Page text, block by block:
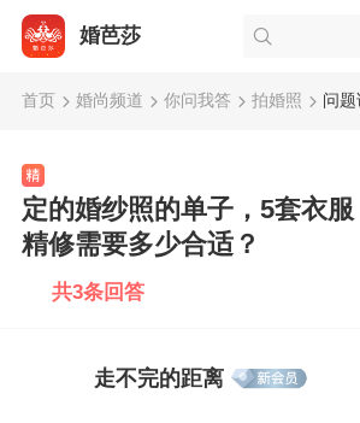
婚芭莎
首页 婚尚频道 你问我答 拍婚照 问
定的婚纱照的单子，5套衣服
精修需要多少合适？
共3条回答
走不完的距离